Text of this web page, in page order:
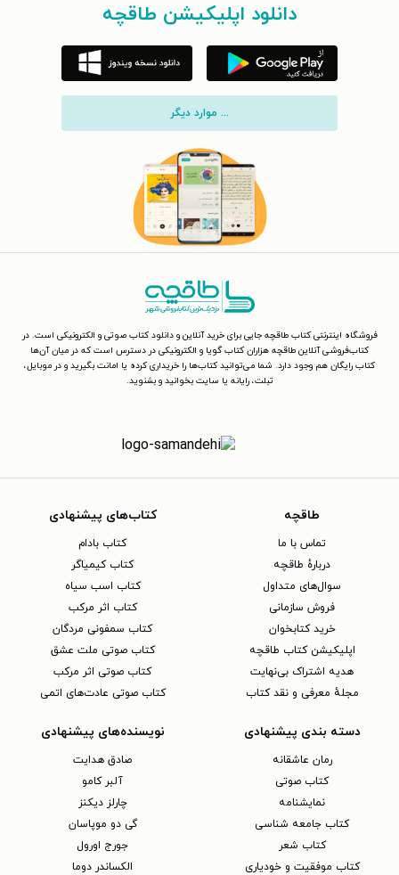
دانلود اپلیکیشن طاقچه
... موارد دیگر
فروشگاه اینترنتی کتاب طاقچه جایی برای خرید آنلاین و دانلود کتاب صوتی و الکترونیکی است. در
کتاب‌فروشی آنلاین طاقچه هزاران کتاب گویا و الکترونیکی در دسترس است که در میان آن‌ها
کتاب رایگان هم وجود دارد. شما می‌توانید کتاب‌ها را خریداری کرده یا امانت بگیرید و در موبایل،
تبلت، رایانه یا سایت بخوانید و بشنوید.
طاقچه
تماس با ما
دربارهٔ طاقچه
سوال‌های متداول
فروش سازمانی
خرید کتابخوان
اپلیکیشن کتاب طاقچه
هدیه اشتراک بی‌نهایت
مجلهٔ معرفی و نقد کتاب
کتاب‌های پیشنهادی
کتاب بادام
کتاب کیمیاگر
کتاب اسب سیاه
کتاب اثر مرکب
کتاب سمفونی مردگان
کتاب صوتی ملت عشق
کتاب صوتی اثر مرکب
کتاب صوتی عادت‌های اتمی
دسته بندی پیشنهادی
رمان عاشقانه
کتاب‌ صوتی
نمایشنامه
کتاب جامعه شناسی
کتاب شعر
کتاب موفقیت و خودیاری
نویسنده‌های پیشنهادی
صادق هدایت
آلبر کامو
چارلز دیکنز
گی دو موپاسان
جورج اورول
الکساندر دوما